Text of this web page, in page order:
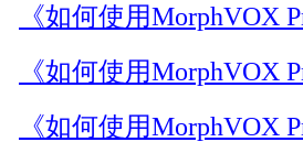
《如何使用MorphVOX
《如何使用MorphVOX
《如何使用MorphVOX